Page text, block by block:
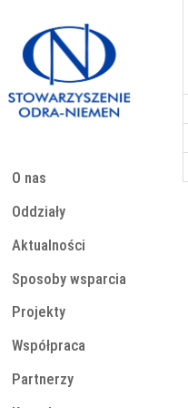
treści
O nas
Oddziały
Aktualności
Sposoby wsparcia
Projekty
Współpraca
Partnerzy